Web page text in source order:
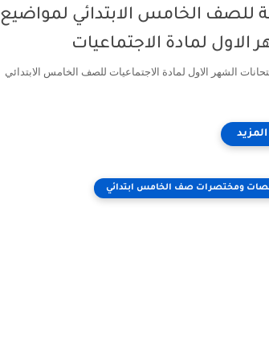
للصف الخامس الابتدائي لمواضيع
الاول لمادة الاجتماعيات
الشهر الاول لمادة الاجتماعيات للصف الخامس الابتدائي
ومختصرات صف الخامس ابتدائي